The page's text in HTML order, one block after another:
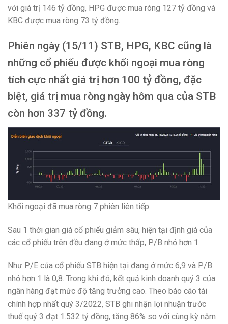
với giá trị 146 tỷ đồng, HPG được mua ròng 127 tỷ đồng và
KBC được mua ròng 73 tỷ đồng.
Phiên ngày (15/11) STB, HPG, KBC cũng là
những cổ phiếu được khối ngoại mua ròng
tích cực nhất giá trị hơn 100 tỷ đồng, đặc
biệt, giá trị mua ròng ngày hôm qua của STB
còn hơn 337 tỷ đồng.
Khối ngoại đã mua ròng 7 phiên liên tiếp
Sau 1 thời gian giá cổ phiếu giảm sâu, hiện tại định giá của
các cổ phiếu trên đều đang ở mức thấp, P/B nhỏ hơn 1.
Như P/E của cổ phiếu STB hiện tại đang ở mức 6,9 và P/B
nhỏ hơn 1 là 0,8. Trong khi đó, kết quả kinh doanh quý 3 của
ngân hàng đạt mức độ tăng trưởng cao. Theo báo cáo tài
chính hợp nhất quý 3/2022, STB ghi nhận lợi nhuận trước
thuế quý 3 đạt 1.532 tỷ đồng, tăng 86% so với cùng kỳ năm